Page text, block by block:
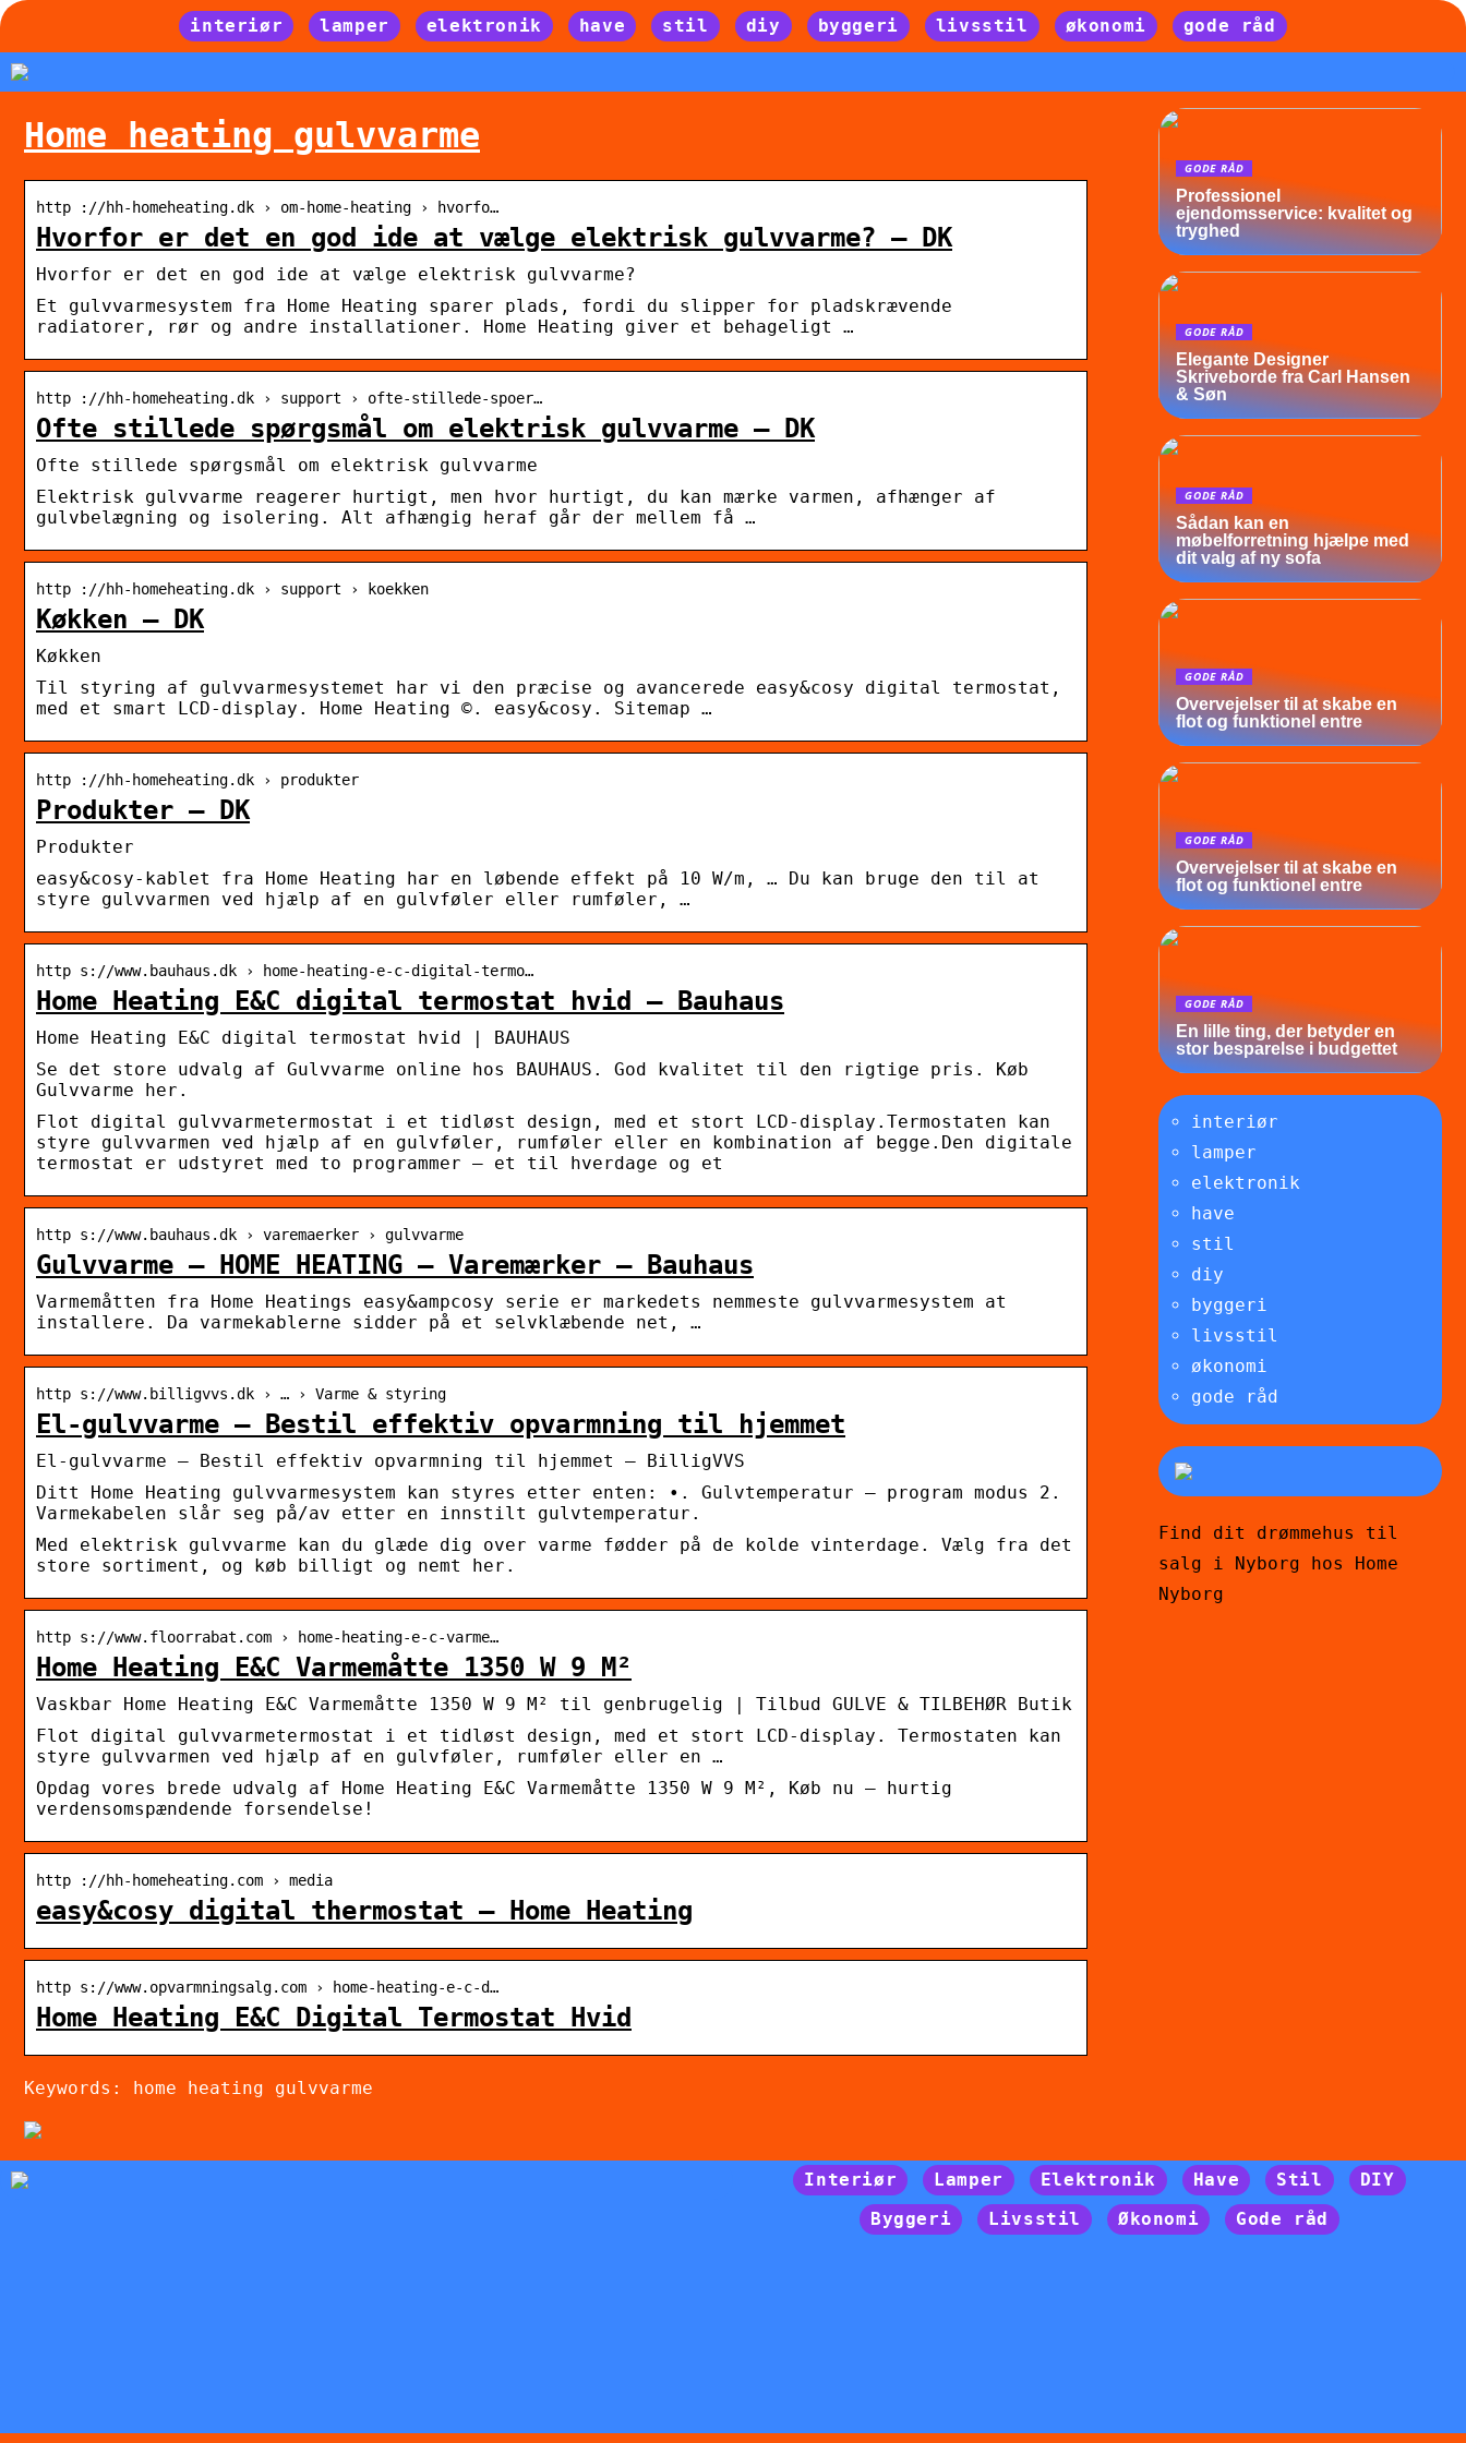
interiør lamper elektronik have stil diy byggeri livsstil økonomi gode råd
Home heating gulvvarme
http ://hh-homeheating.dk › om-home-heating › hvorfo…
Hvorfor er det en god ide at vælge elektrisk gulvvarme? – DK
Hvorfor er det en god ide at vælge elektrisk gulvvarme?
Et gulvvarmesystem fra Home Heating sparer plads, fordi du slipper for pladskrævende
radiatorer, rør og andre installationer. Home Heating giver et behageligt …
http ://hh-homeheating.dk › support › ofte-stillede-spoer…
Ofte stillede spørgsmål om elektrisk gulvvarme – DK
Ofte stillede spørgsmål om elektrisk gulvvarme
Elektrisk gulvvarme reagerer hurtigt, men hvor hurtigt, du kan mærke varmen, afhænger af
gulvbelægning og isolering. Alt afhængig heraf går der mellem få …
http ://hh-homeheating.dk › support › koekken
Køkken – DK
Køkken
Til styring af gulvvarmesystemet har vi den præcise og avancerede easy&cosy digital termostat,
med et smart LCD-display. Home Heating ©. easy&cosy. Sitemap …
http ://hh-homeheating.dk › produkter
Produkter – DK
Produkter
easy&cosy-kablet fra Home Heating har en løbende effekt på 10 W/m, … Du kan bruge den til at
styre gulvvarmen ved hjælp af en gulvføler eller rumføler, …
http s://www.bauhaus.dk › home-heating-e-c-digital-termo…
Home Heating E&C digital termostat hvid – Bauhaus
Home Heating E&C digital termostat hvid | BAUHAUS
Se det store udvalg af Gulvvarme online hos BAUHAUS. God kvalitet til den rigtige pris. Køb
Gulvvarme her.
Flot digital gulvvarmetermostat i et tidløst design, med et stort LCD-display.Termostaten kan
styre gulvvarmen ved hjælp af en gulvføler, rumføler eller en kombination af begge.Den digitale
termostat er udstyret med to programmer – et til hverdage og et
http s://www.bauhaus.dk › varemaerker › gulvvarme
Gulvvarme – HOME HEATING – Varemærker – Bauhaus
Varmemåtten fra Home Heatings easy&ampcosy serie er markedets nemmeste gulvvarmesystem at
installere. Da varmekablerne sidder på et selvklæbende net, …
http s://www.billigvvs.dk › … › Varme & styring
El-gulvvarme – Bestil effektiv opvarmning til hjemmet
El-gulvvarme – Bestil effektiv opvarmning til hjemmet – BilligVVS
Ditt Home Heating gulvvarmesystem kan styres etter enten: •. Gulvtemperatur – program modus 2.
Varmekabelen slår seg på/av etter en innstilt gulvtemperatur.
Med elektrisk gulvvarme kan du glæde dig over varme fødder på de kolde vinterdage. Vælg fra det
store sortiment, og køb billigt og nemt her.
http s://www.floorrabat.com › home-heating-e-c-varme…
Home Heating E&C Varmemåtte 1350 W 9 M²
Vaskbar Home Heating E&C Varmemåtte 1350 W 9 M² til genbrugelig | Tilbud GULVE & TILBEHØR Butik
Flot digital gulvvarmetermostat i et tidløst design, med et stort LCD-display. Termostaten kan
styre gulvvarmen ved hjælp af en gulvføler, rumføler eller en …
Opdag vores brede udvalg af Home Heating E&C Varmemåtte 1350 W 9 M², Køb nu – hurtig
verdensomspændende forsendelse!
http ://hh-homeheating.com › media
easy&cosy digital thermostat – Home Heating
http s://www.opvarmningsalg.com › home-heating-e-c-d…
Home Heating E&C Digital Termostat Hvid
Keywords: home heating gulvvarme
GODE RÅD
Professionel
ejendomsservice: kvalitet og
tryghed
GODE RÅD
Elegante Designer
Skriveborde fra Carl Hansen
& Søn
GODE RÅD
Sådan kan en
møbelforretning hjælpe med
dit valg af ny sofa
GODE RÅD
Overvejelser til at skabe en
flot og funktionel entre
GODE RÅD
Overvejelser til at skabe en
flot og funktionel entre
GODE RÅD
En lille ting, der betyder en
stor besparelse i budgettet
interiør
lamper
elektronik
have
stil
diy
byggeri
livsstil
økonomi
gode råd
Find dit drømmehus til
salg i Nyborg hos Home
Nyborg
Interiør Lamper Elektronik Have Stil
DIY
Byggeri
Livsstil Økonomi Gode råd